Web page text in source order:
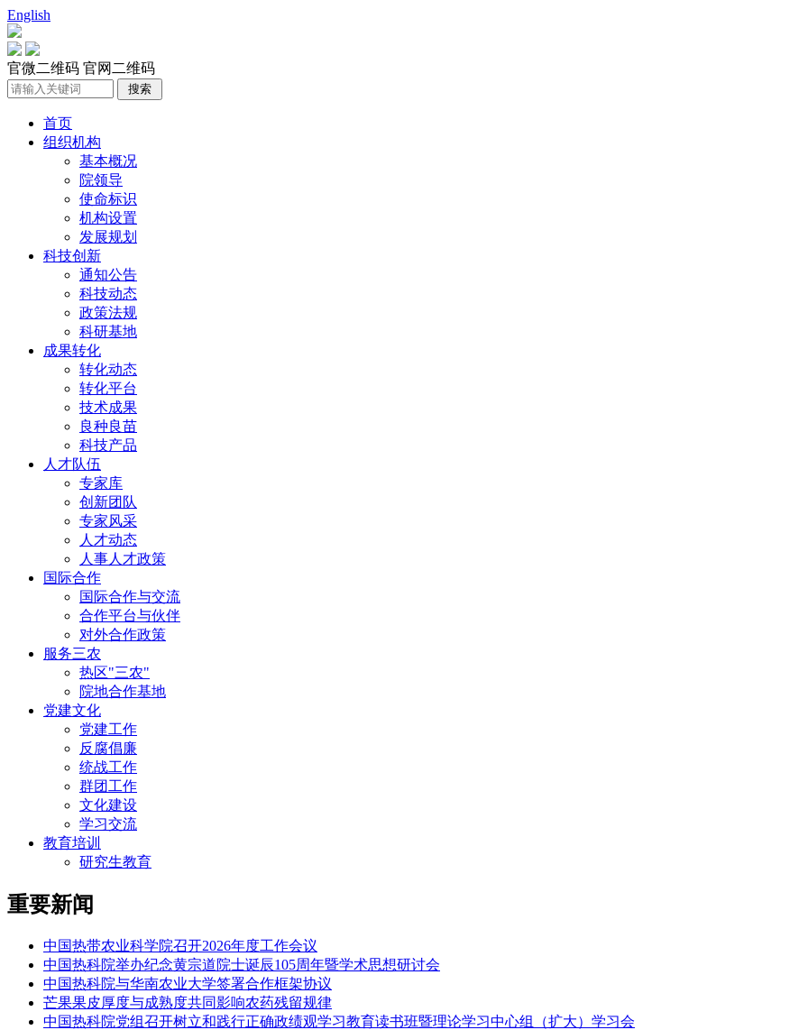
English
官微二维码 官网二维码
首页
组织机构
基本概况
院领导
使命标识
机构设置
发展规划
科技创新
通知公告
科技动态
政策法规
科研基地
成果转化
转化动态
转化平台
技术成果
良种良苗
科技产品
人才队伍
专家库
创新团队
专家风采
人才动态
人事人才政策
国际合作
国际合作与交流
合作平台与伙伴
对外合作政策
服务三农
热区"三农"
院地合作基地
党建文化
党建工作
反腐倡廉
统战工作
群团工作
文化建设
学习交流
教育培训
研究生教育
重要新闻
中国热带农业科学院召开2026年度工作会议
中国热科院举办纪念黄宗道院士诞辰105周年暨学术思想研讨会
中国热科院与华南农业大学签署合作框架协议
芒果果皮厚度与成熟度共同影响农药残留规律
中国热科院党组召开树立和践行正确政绩观学习教育读书班暨理论学习中心组（扩大）学习会